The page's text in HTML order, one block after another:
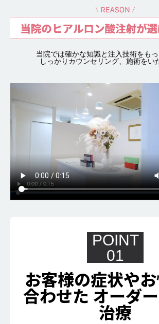
当院では確かな知識と注入技術をもっ
しっかりカウンセリング、施術をい
POINT
01
お客様の症状や
合わせたオーダ
治療